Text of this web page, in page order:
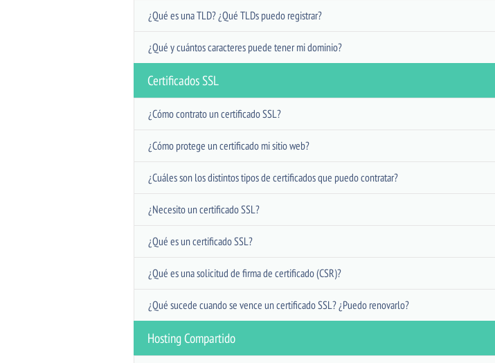
¿Qué es una TLD? ¿Qué TLDs puedo registrar?
¿Qué y cuántos caracteres puede tener mi dominio?
Certificados SSL
¿Cómo contrato un certificado SSL?
¿Cómo protege un certificado mi sitio web?
¿Cuáles son los distintos tipos de certificados que puedo contratar?
¿Necesito un certificado SSL?
¿Qué es un certificado SSL?
¿Qué es una solicitud de firma de certificado (CSR)?
¿Qué sucede cuando se vence un certificado SSL? ¿Puedo renovarlo?
Hosting Compartido